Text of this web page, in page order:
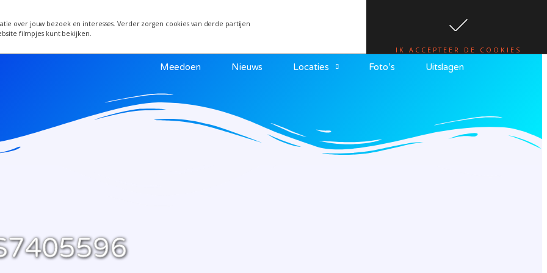
over jouw bezoek en interesses. Verder zorgen cookies van derde partijen
filmpjes kunt bekijken.
IK ACCEPTEER DE COOKIES
van 24 juni wordt een week verplaatst i.v.m. warmte.
Meedoen Nieuws Locaties Foto’s Uitslagen